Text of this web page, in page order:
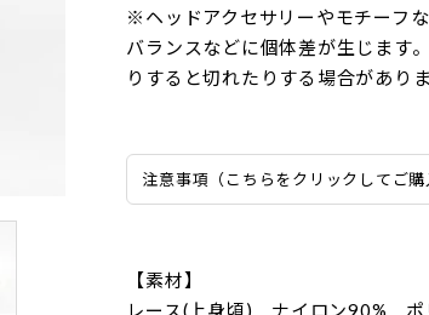
※ヘッドアクセサリーやモチーフ
バランスなどに個体差が生じます
りすると切れたりする場合があり
注意事項（こちらをクリックしてご購
【素材】
レース(上身頃) ナイロン90%